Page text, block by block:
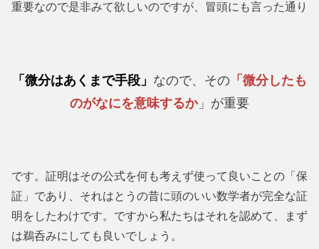
重要なので是非みて欲しいのですが、冒頭にも言った通り
「微分はあくまで手段」 なので、その 「微分したも
のがなにを意味するか」が重要
です。証明はその公式を何も考えず使って良いことの「保
証」であり、それはとうの昔に頭のいい数学者が完全な証
明をしたわけです。ですから私たちはそれを認めて、まず
は鵜呑みにしても良いでしょう。